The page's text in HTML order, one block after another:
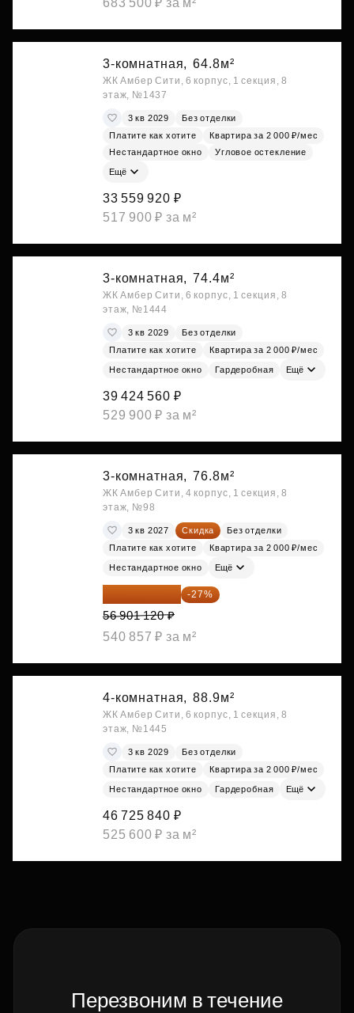
683 500 ₽ за м²
3-комнатная, 64.8м²
ЖК Амбер Сити, 6 корпус, 1 секция, 8
этаж, №1437
3 кв 2029
Без отделки
Платите как хотите
Квартира за 2 000 ₽/мес
Нестандартное окно
Угловое остекление
Ещё
33 559 920 ₽
517 900 ₽ за м²
3-комнатная, 74.4м²
ЖК Амбер Сити, 6 корпус, 1 секция, 8
этаж, №1444
3 кв 2029
Без отделки
Платите как хотите
Квартира за 2 000 ₽/мес
Нестандартное окно Гардеробная Ещё
39 424 560 ₽
529 900 ₽ за м²
3-комнатная, 76.8м²
ЖК Амбер Сити, 4 корпус, 1 секция, 8
этаж, №98
3 кв 2027 Скидка
Без отделки
Платите как хотите
Квартира за 2 000 ₽/мес
Нестандартное окно Ещё
41 537 818 ₽ -27%
56 901 120 ₽
540 857 ₽ за м²
4-комнатная, 88.9м²
ЖК Амбер Сити, 6 корпус, 1 секция, 8
этаж, №1445
3 кв 2029
Без отделки
Платите как хотите
Квартира за 2 000 ₽/мес
Нестандартное окно Гардеробная Ещё
46 725 840 ₽
525 600 ₽ за м²
Перезвоним в течение